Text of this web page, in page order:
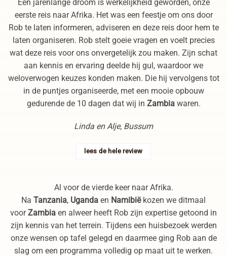
Een jarenlange droom is werkelijkheid geworden, onze
eerste reis naar Afrika. Het was een feestje om ons door
Rob te laten informeren, adviseren en deze reis door hem te
laten organiseren. Rob stelt goeie vragen en voelt precies
wat deze reis voor ons onvergetelijk zou maken. Zijn schat
aan kennis en ervaring deelde hij gul, waardoor we
weloverwogen keuzes konden maken. Die hij vervolgens tot
in de puntjes organiseerde, met een mooie opbouw
gedurende de 10 dagen dat wij in Zambiawaren.
Linda en Alje, Bussum
lees de hele review
Al voor de vierde keer naar Afrika.
Na Tanzania, Uganda en Namibiëkozen we ditmaal
voorZambia en alweer heeft Rob zijn expertise getoond in
zijn kennis van het terrein. Tijdens een huisbezoek werden
onze wensen op tafel gelegd en daarmee ging Rob aan de
slag om een programma volledig op maat uit te werken.